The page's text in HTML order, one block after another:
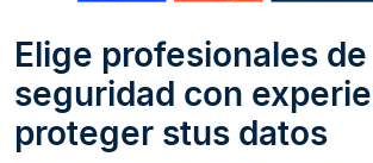
Elige profesionales de
seguridad con
proteger stus datos